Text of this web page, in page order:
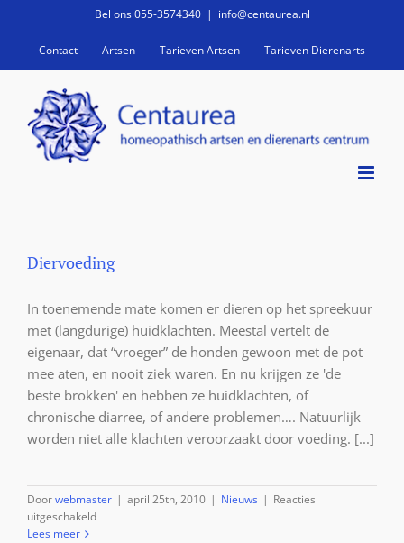
inhoud
Bel ons 055-3574340 | info@centaurea.nl
Contact Artsen Tarieven Artsen Tarieven Dierenarts
Diervoeding
In toenemende mate komen er dieren op het spreekuur
met (langdurige) huidklachten. Meestal vertelt de
eigenaar, dat “vroeger” de honden gewoon met de pot
mee aten, en nooit ziek waren. En nu krijgen ze 'de
beste brokken' en hebben ze huidklachten, of
chronische diarree, of andere problemen…. Natuurlijk
worden niet alle klachten veroorzaakt door voeding. [...]
Doorwebmaster | april 25th, 2010 | Nieuws | Reacties
uitgeschakeldvoor
Lees meer